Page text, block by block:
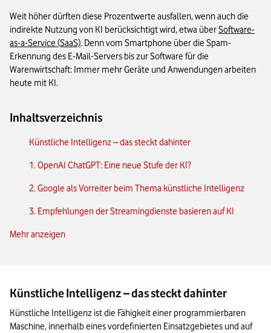
Weit höher dürften diese Prozentwerte ausfallen, wenn auch die
indirekte Nutzung von KI berücksichtigt wird, etwa überSoftware-
as-a-Service (SaaS). Denn vom Smartphone über die Spam-
Erkennung des E-Mail-Servers bis zur Software für die
Warenwirtschaft: Immer mehr Geräte und Anwendungen arbeiten
heute mit KI.
Inhaltsverzeichnis
Künstliche Intelligenz – das steckt dahinter
1. OpenAI ChatGPT: Eine neue Stufe der KI?
2. Google als Vorreiter beim Thema künstliche Intelligenz
3. Empfehlungen der Streamingdienste basieren auf KI
4. Kontrollmechanismen der sozialen Medien
6. Ihr Smartphone erkennt Ihr Gesicht
7. Autonomes Fahren nur mit KI möglich
Mehr anzeigen
Künstliche Intelligenz – das steckt dahinter
Künstliche Intelligenz ist die Fähigkeit einer programmierbaren
Maschine, innerhalb eines vordefinierten Einsatzgebietes und auf